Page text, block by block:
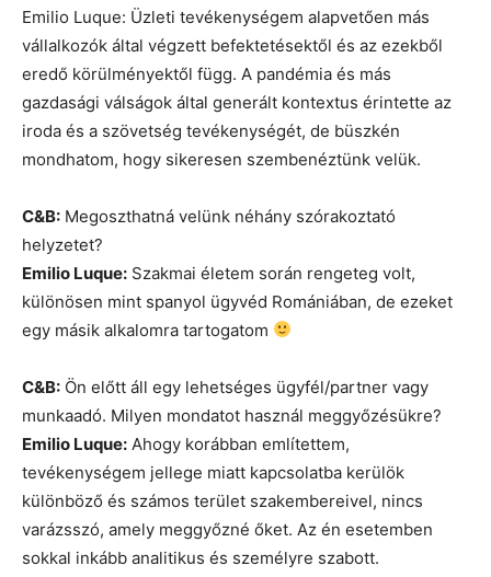
Emilio Luque: Üzleti tevékenységem alapvetően más
vállalkozók által végzett befektetésektől és az ezekből
eredő körülményektől függ. A pandémia és más
gazdasági válságok által generált kontextus érintette az
iroda és a szövetség tevékenységét, de büszkén
mondhatom, hogy sikeresen szembenéztünk velük.
C&B: Megoszthatná velünk néhány szórakoztató
helyzetet?
Emilio Luque: Szakmai életem során rengeteg volt,
különösen mint spanyol ügyvéd Romániában, de ezeket
egy másik alkalomra tartogatom
C&B: Ön előtt áll egy lehetséges ügyfél/partner vagy
munkaadó. Milyen mondatot használ meggyőzésükre?
Emilio Luque: Ahogy korábban említettem,
tevékenységem jellege miatt kapcsolatba kerülök
különböző és számos terület szakembereivel, nincs
varázsszó, amely meggyőzné őket. Az én esetemben
sokkal inkább analitikus és személyre szabott.